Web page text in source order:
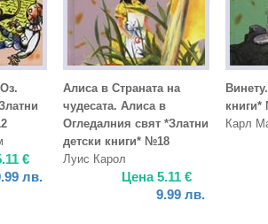
€
лв.
Алиса в Страната на
чудесата. Алиса в
Огледалния свят *Златни
детски книги* №18
Луис Карол
Цена5.11 €
9.99 лв.
Карл